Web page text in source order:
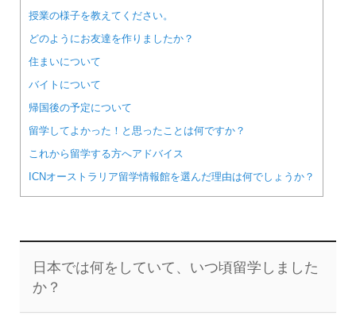
授業の様子を教えてください。
どのようにお友達を作りましたか？
住まいについて
バイトについて
帰国後の予定について
留学してよかった！と思ったことは何ですか？
これから留学する方へアドバイス
ICNオーストラリア留学情報館を選んだ理由は何でしょうか？
日本では何をしていて、いつ頃留学しました
か？